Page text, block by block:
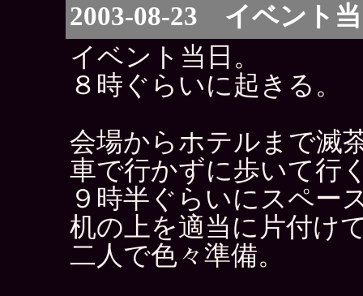
2003-08-23 イベント
イベント当日。
８時ぐらいに起きる。
会場からホテルまで滅
車で行かずに歩いて行
９時半ぐらいにスペー
机の上を適当に片付け
二人で色々準備。